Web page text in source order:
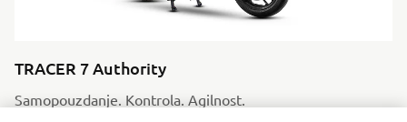
TRACER 7 Authority
Samopouzdanje. Kontrola. Agilnost.